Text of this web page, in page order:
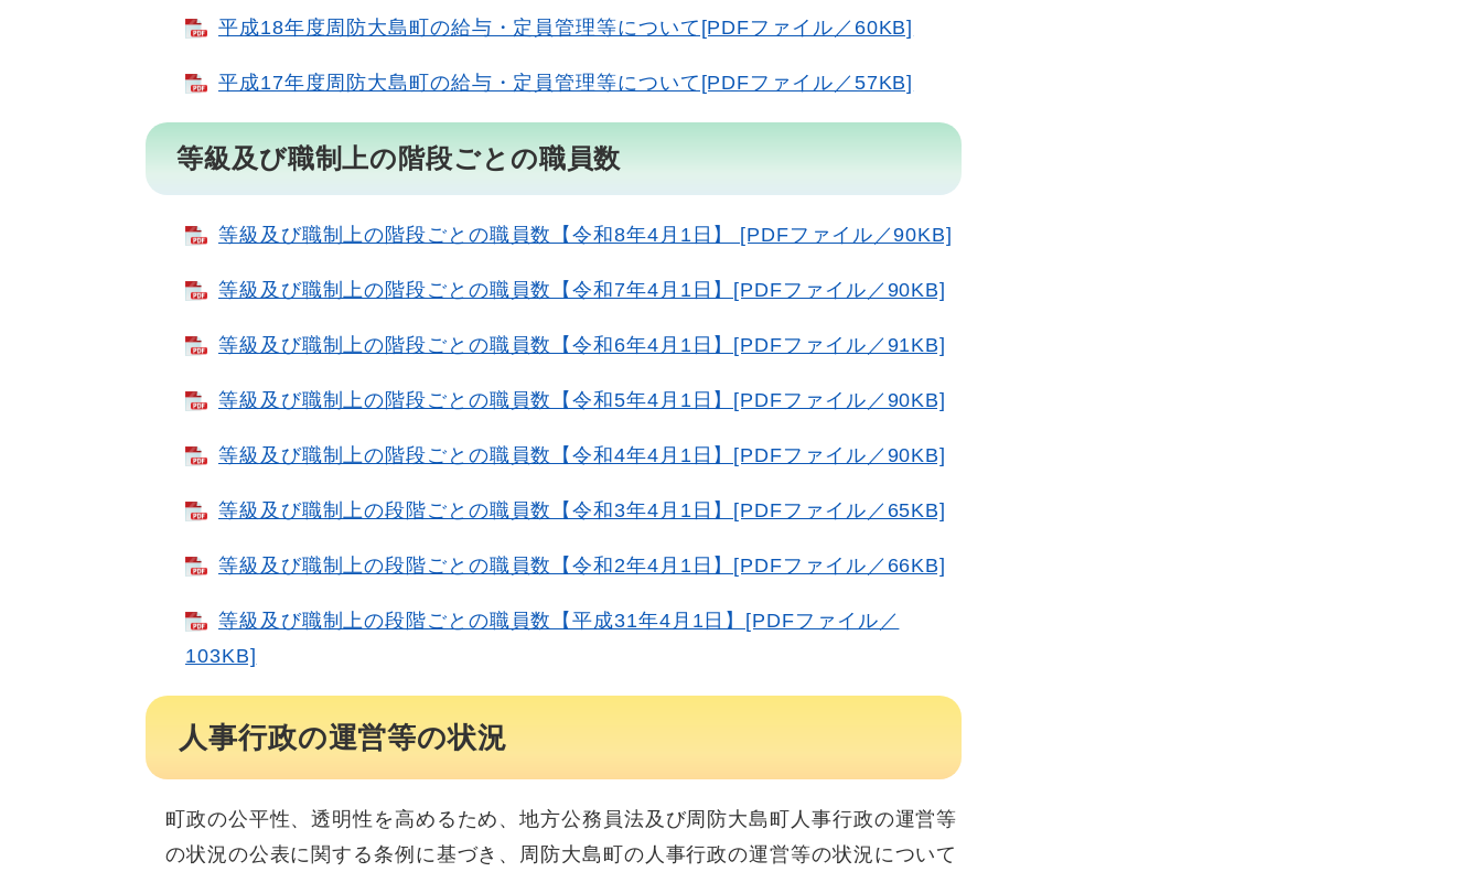
平成18年度周防大島町の給与・定員管理等について[PDFファイル／60KB]
平成17年度周防大島町の給与・定員管理等について[PDFファイル／57KB]
等級及び職制上の階段ごとの職員数
等級及び職制上の階段ごとの職員数【令和8年4月1日】 [PDFファイル／90KB]
等級及び職制上の階段ごとの職員数【令和7年4月1日】[PDFファイル／90KB]
等級及び職制上の階段ごとの職員数【令和6年4月1日】[PDFファイル／91KB]
等級及び職制上の階段ごとの職員数【令和5年4月1日】[PDFファイル／90KB]
等級及び職制上の階段ごとの職員数【令和4年4月1日】[PDFファイル／90KB]
等級及び職制上の段階ごとの職員数【令和3年4月1日】[PDFファイル／65KB]
等級及び職制上の段階ごとの職員数【令和2年4月1日】[PDFファイル／66KB]
等級及び職制上の段階ごとの職員数【平成31年4月1日】[PDFファイル／
103KB]
人事行政の運営等の状況
町政の公平性、透明性を高めるため、地方公務員法及び周防大島町人事行政の運営等
の状況の公表に関する条例に基づき、周防大島町の人事行政の運営等の状況について